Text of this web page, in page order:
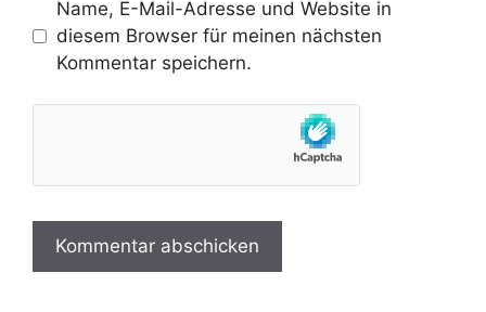
Name, E-Mail-Adresse und Website in
diesem Browser für meinen nächsten
Kommentar speichern.